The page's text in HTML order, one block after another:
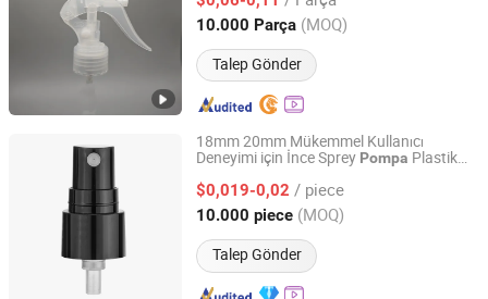
10.000 Parça (MOQ)
Talep Gönder
Guangdong, China Fiyat 2025
18mm 20mm Mükemmel Kullanıcı
Deneyimi için İnce Sprey Pompa Plastik
$0,019-0,02 / piece
10.000 piece (MOQ)
Talep Gönder
Yuyao Zhuoyu Plastic Industry Co., Ltd.
Zhejiang, China Fiyat 2025